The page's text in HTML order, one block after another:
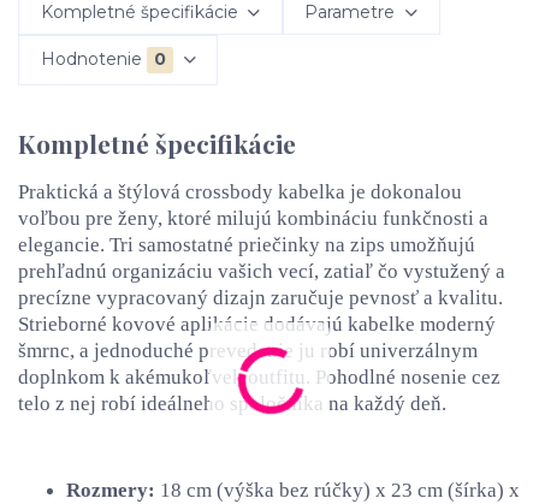
Kompletné špecifikácie Parametre
Hodnotenie 0
Kompletné špecifikácie
Praktická a štýlová crossbody kabelka je dokonalou
voľbou pre ženy, ktoré milujú kombináciu funkčnosti a
elegancie. Tri samostatné priečinky na zips umožňujú
prehľadnú organizáciu vašich vecí, zatiaľ čo vystužený a
precízne vypracovaný dizajn zaručuje pevnosť a kvalitu.
Strieborné kovové aplikácie dodávajú kabelke moderný
šmrnc, a jednoduché prevedenie ju robí univerzálnym
doplnkom k akémukoľvek outfitu. Pohodlné nosenie cez
telo z nej robí ideálneho spoločníka na každý deň.
Rozmery: 18 cm (výška bez rúčky) x 23 cm (šírka) x